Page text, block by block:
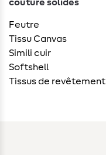
couture solides
Feutre
Tissu Canvas
Simili cuir
Softshell
Tissus de revêtement